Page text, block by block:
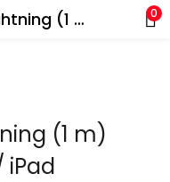
Cable USB-C a Lightning (1 m) Compatible iPhone / iPad 0
(1 m)
iPad